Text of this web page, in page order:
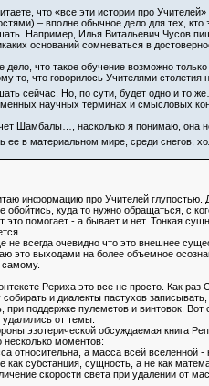
что «все эти истории про
– вполне обычное дело для тех, кто
Например, Илья Витальевич Чусов
оснований сомневаться в
дело, что такое обучение возможно
то, что говорилось Учителями
сейчас. Но, по сути, будет одно и то
научных терминах и смысловых
Шамбалы…, насколько я понимаю, она
ее в материальном мире, среди снегов,
информацию про Учителей глупостью.
обойтись, куда то нужно обращаться, с
это помогает - а бывает и нет. Тонкая
не всегда очевидно что это внешнее
это выходами на более объемное
самому.
Рериха это все не просто. Как
собирать и диалекты пастухов
при поддержке пулеметов и винтовок.
от темы.
эзотерической обсуждаемая книга
несколько моментов:
относительна, а масса всей вселенной -
как субстанция, сущность, а не как
скорости света при удалении от